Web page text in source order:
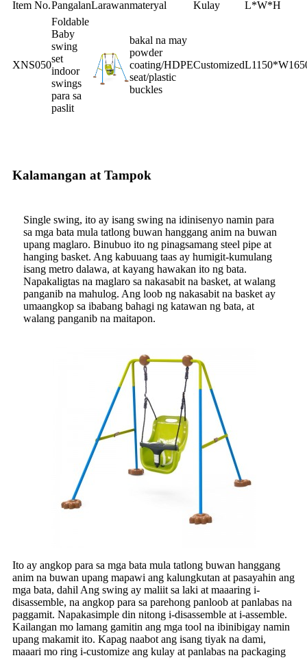
Item No.PangalanLarawanmateryal Kulay L*W*H
XNS050
Foldable
Baby
swing
set
indoor
swings
para sa
paslit
bakal na may
powder
coating/HDPE
seat/plastic
buckles
Customized
Kalamangan at Tampok
Single swing, ito ay isang swing na idinisenyo namin para
sa mga bata mula tatlong buwan hanggang anim na buwan
upang maglaro. Binubuo ito ng pinagsamang steel pipe at
hanging basket. Ang kabuuang taas ay humigit-kumulang
isang metro dalawa, at kayang hawakan ito ng bata.
Napakaligtas na maglaro sa nakasabit na basket, at walang
panganib na mahulog. Ang loob ng nakasabit na basket ay
umaangkop sa ibabang bahagi ng katawan ng bata, at
walang panganib na maitapon.
Ito ay angkop para sa mga bata mula tatlong buwan hanggang
anim na buwan upang mapawi ang kalungkutan at pasayahin ang
mga bata, dahil Ang swing ay maliit sa laki at maaaring i-
disassemble, na angkop para sa parehong panloob at panlabas na
paggamit. Napakasimple din nitong i-disassemble at i-assemble.
Kailangan mo lamang gamitin ang mga tool na ibinibigay namin
upang makamit ito. Kapag naabot ang isang tiyak na dami,
maaari mo ring i-customize ang kulay at panlabas na packaging